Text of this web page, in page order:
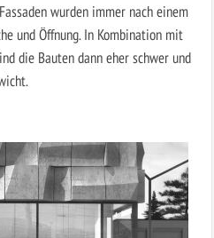
wurden immer nach einem
und Öffnung. In Kombination mit
die Bauten dann eher schwer und